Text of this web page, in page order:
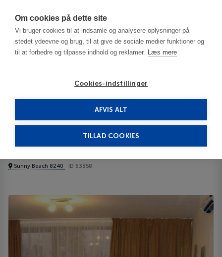
Om cookies på dette site
Vi bruger cookies til at indsamle og analysere oplysninger på
stedet ydeevne og brug, til at give de sociale medier funktioner og
til at forbedre og tilpasse indhold og reklamer. Læs mere
Cookies-indstillinger
AFVIS ALT
TILLAD COOKIES
Burgas / Black Sea Resorts
MPM Tarsis Club 4****
Sunny Beach 8240 ID 63858